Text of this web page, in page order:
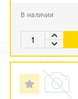
В наличии